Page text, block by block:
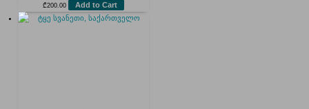
₾200.00 Add to Cart